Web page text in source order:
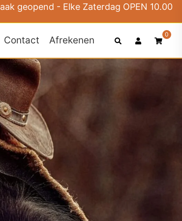
geopend - Elke Zaterdag OPEN 10.00
Contact Afrekenen Search
0